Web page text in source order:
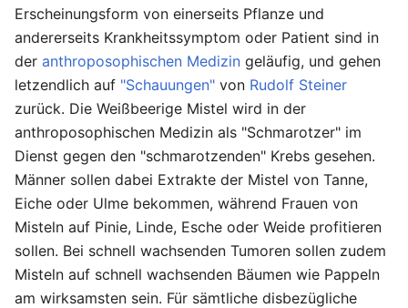
Erscheinungsform von einerseits Pflanze und
andererseits Krankheitssymptom oder Patient sind in
der anthroposophischen Medizin geläufig, und gehen
letzendlich auf "Schauungen" von Rudolf Steiner
zurück. Die Weißbeerige Mistel wird in der
anthroposophischen Medizin als "Schmarotzer" im
Dienst gegen den "schmarotzenden" Krebs gesehen.
Männer sollen dabei Extrakte der Mistel von Tanne,
Eiche oder Ulme bekommen, während Frauen von
Misteln auf Pinie, Linde, Esche oder Weide profitieren
sollen. Bei schnell wachsenden Tumoren sollen zudem
Misteln auf schnell wachsenden Bäumen wie Pappeln
am wirksamsten sein. Für sämtliche disbezügliche